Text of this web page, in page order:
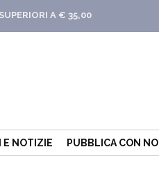
A € 35,00
E NOTIZIE PUBBLICA CON NOI